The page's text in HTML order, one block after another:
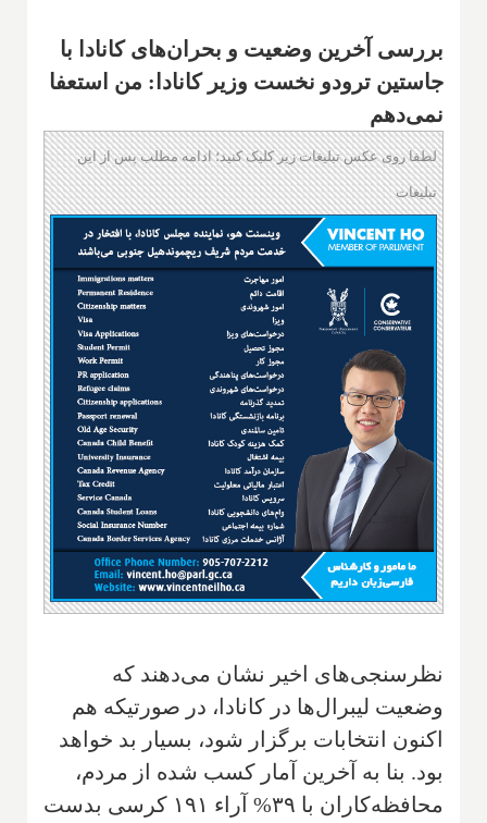
بررسی آخرین وضعیت و بحران‌های کانادا با
جاستین ترودو نخست وزیر کانادا: من استعفا
نمی‌دهم
لطفا روی عکس تبلیغات زیر کلیک کنید؛ ادامه مطلب پس از این
تبلیغات
نظرسنجی‌های اخیر نشان می‌دهند که
وضعیت لیبرال‌ها در کانادا، در صورتیکه هم
اکنون انتخابات برگزار شود، بسیار بد خواهد
بود. بنا به آخرین آمار کسب شده از مردم،
محافظه‌کاران با ۳۹% آراء ۱۹۱ کرسی بدست